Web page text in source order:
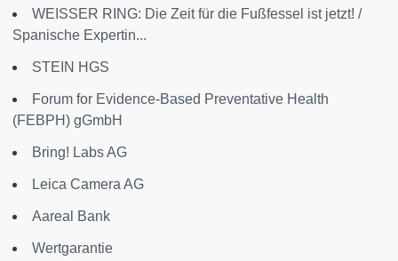
WEISSER RING: Die Zeit für die Fußfessel ist jetzt! /
Spanische Expertin...
STEIN HGS
Forum for Evidence-Based Preventative Health
(FEBPH) gGmbH
Bring! Labs AG
Leica Camera AG
Aareal Bank
Wertgarantie